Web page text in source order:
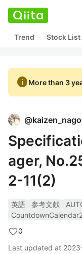
Trend Stock List
infoMore than 3
@
ager,
2-11(2)
英語 参考文献
0
Last updated at